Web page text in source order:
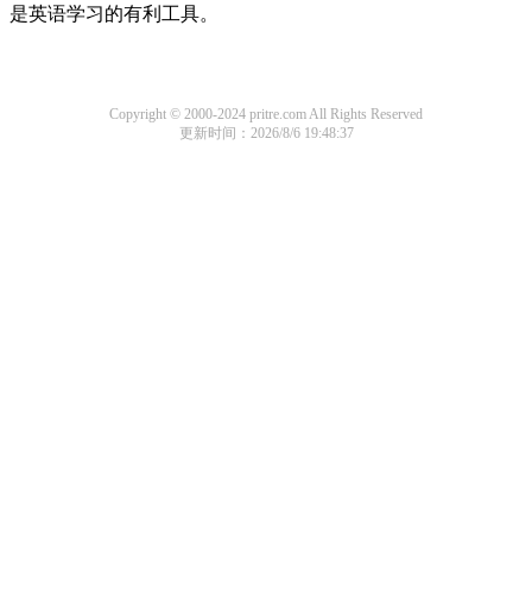
是英语学习的有利工具。
Copyright © 2000-2024 pritre.com All Rights Reserved
更新时间：2026/8/6 19:48:37